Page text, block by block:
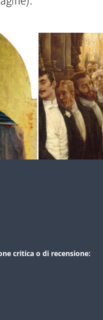
critica o di recensione: